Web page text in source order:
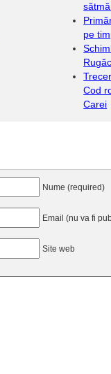
pe
Cod
Carei
Nume (required)
Email (nu va fi
Site web